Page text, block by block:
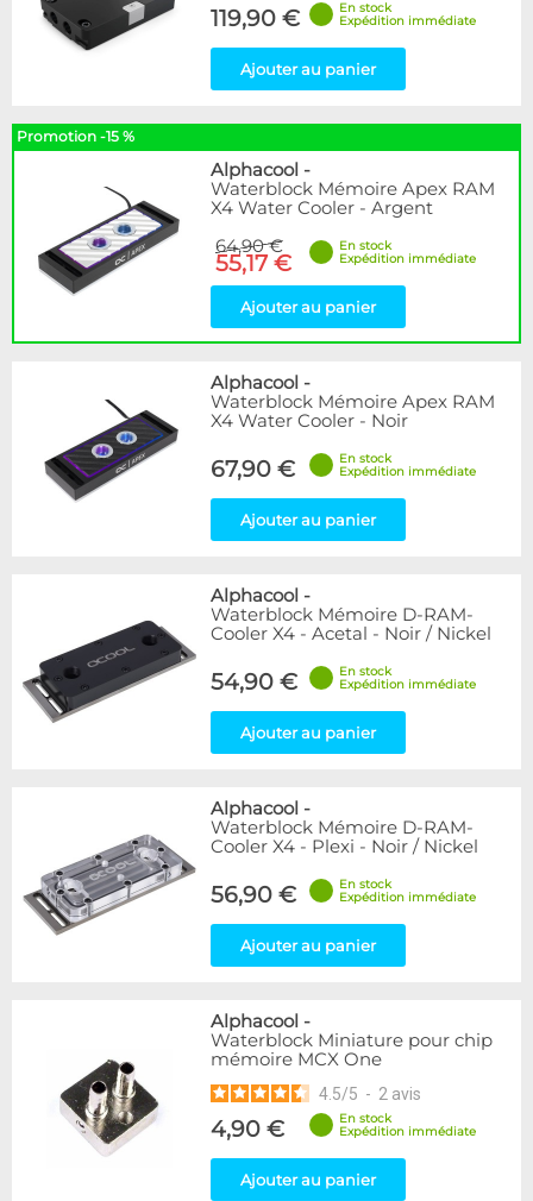
119,90 €
En stock
Expédition immédiate
Ajouter au panier
Promotion -15 %
Alphacool -
Waterblock Mémoire Apex RAM
X4 Water Cooler - Argent
64,90 €
55,17 €
En stock
Expédition immédiate
Ajouter au panier
Alphacool -
Waterblock Mémoire Apex RAM
X4 Water Cooler - Noir
67,90 €
En stock
Expédition immédiate
Ajouter au panier
Alphacool -
Waterblock Mémoire D-RAM-
Cooler X4 - Acetal - Noir / Nickel
54,90 €
En stock
Expédition immédiate
Ajouter au panier
Alphacool -
Waterblock Mémoire D-RAM-
Cooler X4 - Plexi - Noir / Nickel
56,90 €
En stock
Expédition immédiate
Ajouter au panier
Alphacool -
Waterblock Miniature pour chip
mémoire MCX One
4.5/5 - 2 avis
4,90 €
En stock
Expédition immédiate
Ajouter au panier